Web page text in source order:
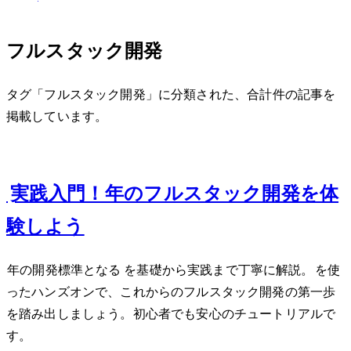
フルスタック開発
タグ「フルスタック開発」に分類された、合計 1 件の記事を
掲載しています。
React Server Components実践入門！2025年のフルスタック開発を体
験しよう
2025年のWeb開発標準となるReact Server Componentsを基礎から実践まで丁寧に解説。Next.jsを使
ったハンズオンで、これからのフルスタック開発の第一歩
を踏み出しましょう。初心者でも安心のチュートリアルで
す。